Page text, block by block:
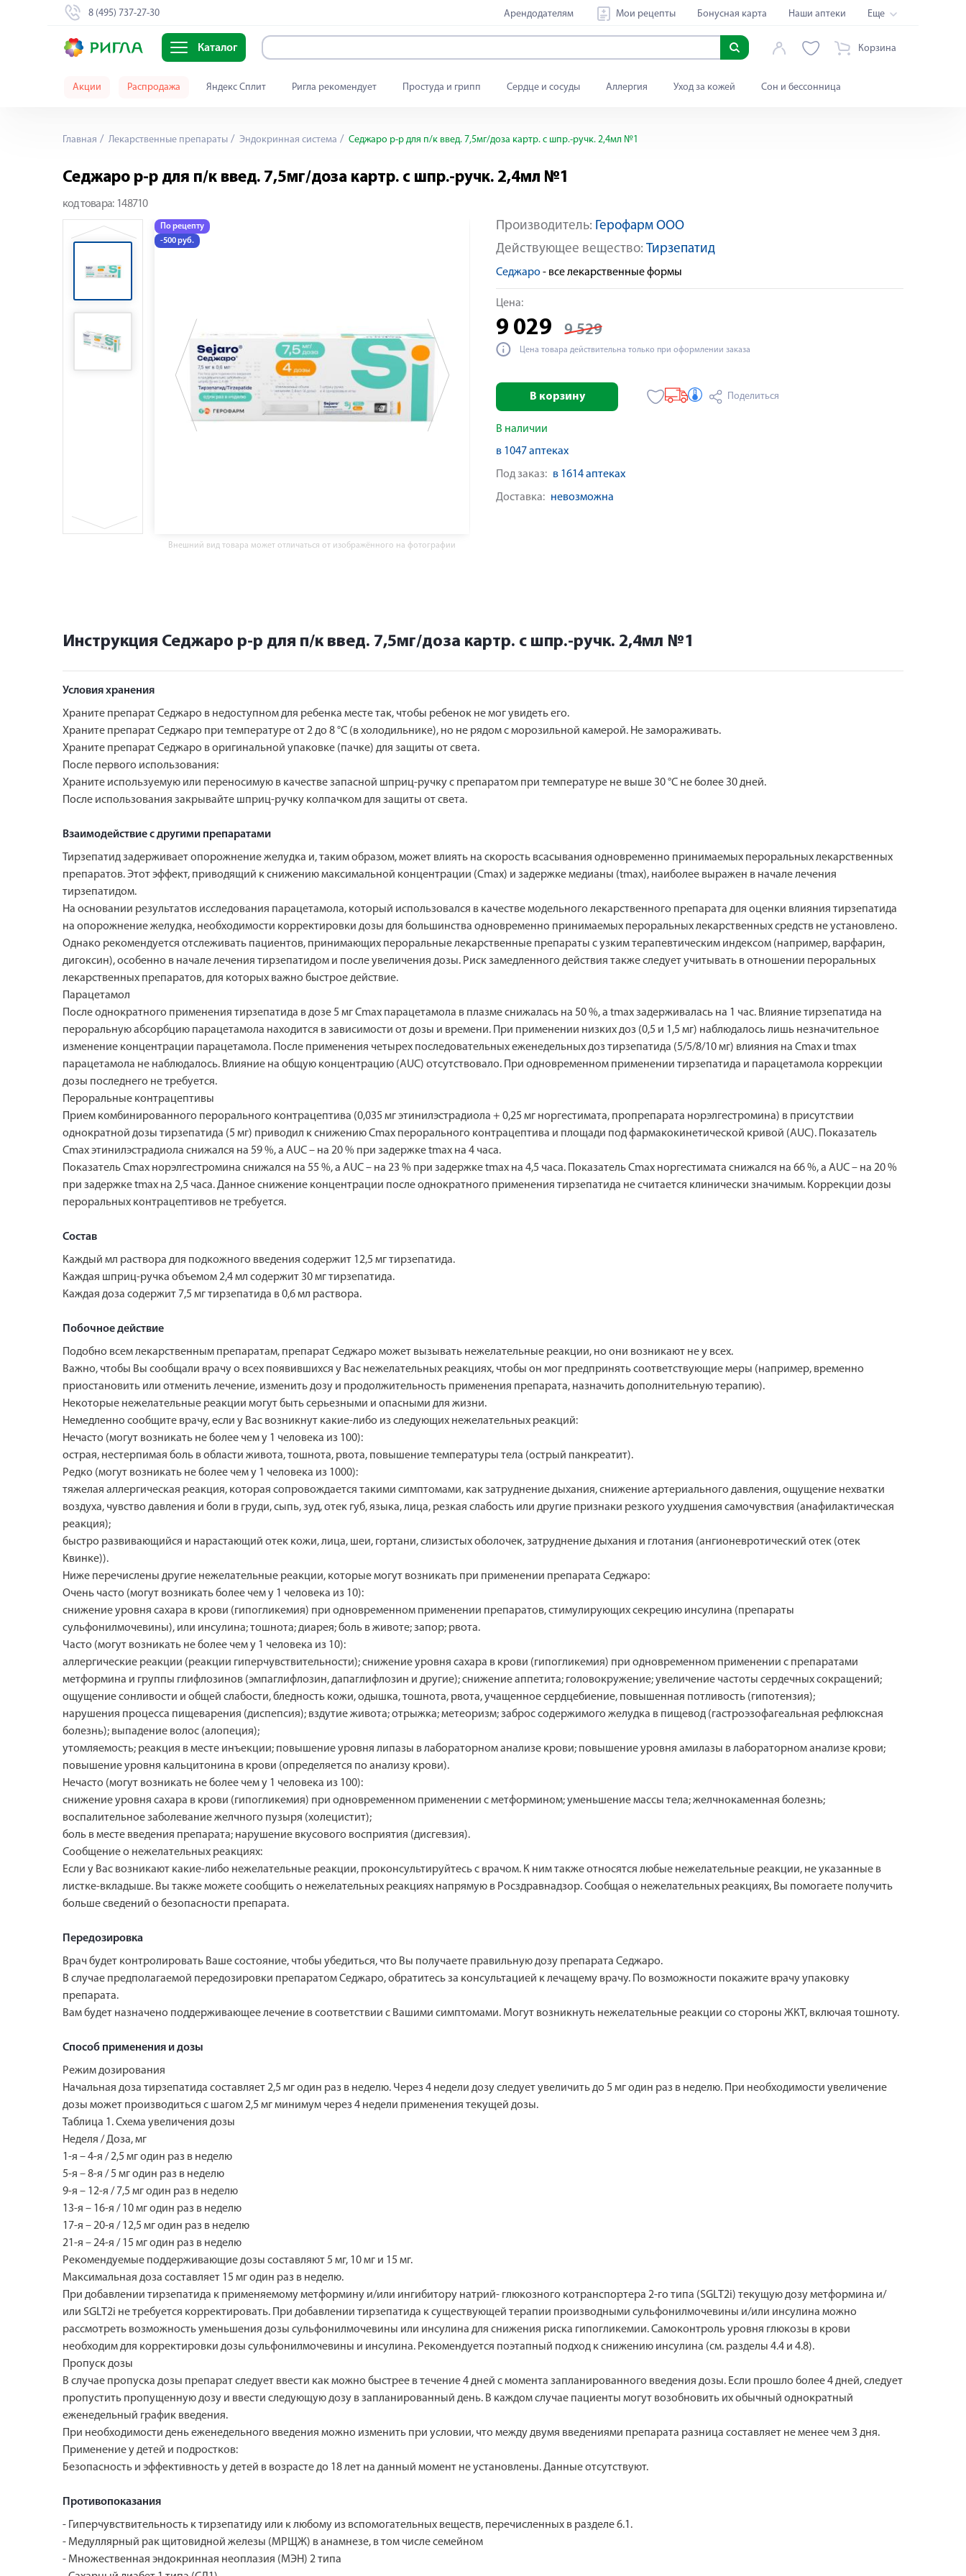
8 (495) 737-27-30 Арендодателям Мои рецепты Бонусная карта Наши аптеки Еще
Каталог Корзина
Акции Распродажа Яндекс Сплит Ригла рекомендует Простуда и грипп Сердце и сосуды Аллергия Уход за кожей Сон и бессонница
Главная Лекарственные препараты Эндокринная система Седжаро р-р для п/к введ. 7,5мг/доза картр. с шпр.-ручк. 2,4мл №1
Седжаро р-р для п/к введ. 7,5мг/доза картр. с шпр.-ручк. 2,4мл №1
код товара: 148710
По рецепту
-500 руб.
По рецепту
Внешний вид товара может отличаться от изображённого на фотографии
Производитель: Герофарм ООО
Действующее вещество: Тирзепатид
Седжаро- все лекарственные формы
Цена:
9 029 9 529
Цена товара действительна только при оформлении заказа
В корзину Поделиться
В наличии
в 1047 аптеках
Под заказ: в 1614 аптеках
Доставка: невозможна
Инструкция Седжаро р-р для п/к введ. 7,5мг/доза картр. с шпр.-ручк. 2,4мл №1
Условия хранения
Храните препарат Седжаро в недоступном для ребенка месте так, чтобы ребенок не мог увидеть его.
Храните препарат Седжаро при температуре от 2 до 8 °С (в холодильнике), но не рядом с морозильной камерой. Не замораживать.
Храните препарат Седжаро в оригинальной упаковке (пачке) для защиты от света.
После первого использования:
Храните используемую или переносимую в качестве запасной шприц-ручку с препаратом при температуре не выше 30 °С не более 30 дней.
После использования закрывайте шприц-ручку колпачком для защиты от света.
Взаимодействие с другими препаратами
Тирзепатид задерживает опорожнение желудка и, таким образом, может влиять на скорость всасывания одновременно принимаемых пероральных лекарственных
препаратов. Этот эффект, приводящий к снижению максимальной концентрации (Cmax) и задержке медианы (tmax), наиболее выражен в начале лечения
тирзепатидом.
На основании результатов исследования парацетамола, который использовался в качестве модельного лекарственного препарата для оценки влияния тирзепатида
на опорожнение желудка, необходимости корректировки дозы для большинства одновременно принимаемых пероральных лекарственных средств не установлено.
Однако рекомендуется отслеживать пациентов, принимающих пероральные лекарственные препараты с узким терапевтическим индексом (например, варфарин,
дигоксин), особенно в начале лечения тирзепатидом и после увеличения дозы. Риск замедленного действия также следует учитывать в отношении пероральных
лекарственных препаратов, для которых важно быстрое действие.
Парацетамол
После однократного применения тирзепатида в дозе 5 мг Cmax парацетамола в плазме снижалась на 50 %, а tmax задерживалась на 1 час. Влияние тирзепатида на
пероральную абсорбцию парацетамола находится в зависимости от дозы и времени. При применении низких доз (0,5 и 1,5 мг) наблюдалось лишь незначительное
изменение концентрации парацетамола. После применения четырех последовательных еженедельных доз тирзепатида (5/5/8/10 мг) влияния на Cmax и tmax
парацетамола не наблюдалось. Влияние на общую концентрацию (AUC) отсутствовало. При одновременном применении тирзепатида и парацетамола коррекции
дозы последнего не требуется.
Пероральные контрацептивы
Прием комбинированного перорального контрацептива (0,035 мг этинилэстрадиола + 0,25 мг норгестимата, пропрепарата норэлгестромина) в присутствии
однократной дозы тирзепатида (5 мг) приводил к снижению Cmax перорального контрацептива и площади под фармакокинетической кривой (AUC). Показатель
Cmax этинилэстрадиола снижался на 59 %, а AUC – на 20 % при задержке tmax на 4 часа.
Показатель Cmax норэлгестромина снижался на 55 %, а AUC – на 23 % при задержке tmax на 4,5 часа. Показатель Cmax норгестимата снижался на 66 %, а AUC – на 20 %
при задержке tmax на 2,5 часа. Данное снижение концентрации после однократного применения тирзепатида не считается клинически значимым. Коррекции дозы
пероральных контрацептивов не требуется.
Состав
Каждый мл раствора для подкожного введения содержит 12,5 мг тирзепатида.
Каждая шприц-ручка объемом 2,4 мл содержит 30 мг тирзепатида.
Каждая доза содержит 7,5 мг тирзепатида в 0,6 мл раствора.
Побочное действие
Подобно всем лекарственным препаратам, препарат Седжаро может вызывать нежелательные реакции, но они возникают не у всех.
Важно, чтобы Вы сообщали врачу о всех появившихся у Вас нежелательных реакциях, чтобы он мог предпринять соответствующие меры (например, временно
приостановить или отменить лечение, изменить дозу и продолжительность применения препарата, назначить дополнительную терапию).
Некоторые нежелательные реакции могут быть серьезными и опасными для жизни.
Немедленно сообщите врачу, если у Вас возникнут какие-либо из следующих нежелательных реакций:
Нечасто (могут возникать не более чем у 1 человека из 100):
острая, нестерпимая боль в области живота, тошнота, рвота, повышение температуры тела (острый панкреатит).
Редко (могут возникать не более чем у 1 человека из 1000):
тяжелая аллергическая реакция, которая сопровождается такими симптомами, как затруднение дыхания, снижение артериального давления, ощущение нехватки
воздуха, чувство давления и боли в груди, сыпь, зуд, отек губ, языка, лица, резкая слабость или другие признаки резкого ухудшения самочувствия (анафилактическая
реакция);
быстро развивающийся и нарастающий отек кожи, лица, шеи, гортани, слизистых оболочек, затруднение дыхания и глотания (ангионевротический отек (отек
Квинке)).
Ниже перечислены другие нежелательные реакции, которые могут возникать при применении препарата Седжаро:
Очень часто (могут возникать более чем у 1 человека из 10):
снижение уровня сахара в крови (гипогликемия) при одновременном применении препаратов, стимулирующих секрецию инсулина (препараты
сульфонилмочевины), или инсулина; тошнота; диарея; боль в животе; запор; рвота.
Часто (могут возникать не более чем у 1 человека из 10):
аллергические реакции (реакции гиперчувствительности); снижение уровня сахара в крови (гипогликемия) при одновременном применении с препаратами
метформина и группы глифлозинов (эмпаглифлозин, дапаглифлозин и другие); снижение аппетита; головокружение; увеличение частоты сердечных сокращений;
ощущение сонливости и общей слабости, бледность кожи, одышка, тошнота, рвота, учащенное сердцебиение, повышенная потливость (гипотензия);
нарушения процесса пищеварения (диспепсия); вздутие живота; отрыжка; метеоризм; заброс содержимого желудка в пищевод (гастроэзофагеальная рефлюксная
болезнь); выпадение волос (алопеция);
утомляемость; реакция в месте инъекции; повышение уровня липазы в лабораторном анализе крови; повышение уровня амилазы в лабораторном анализе крови;
повышение уровня кальцитонина в крови (определяется по анализу крови).
Нечасто (могут возникать не более чем у 1 человека из 100):
снижение уровня сахара в крови (гипогликемия) при одновременном применении с метформином; уменьшение массы тела; желчнокаменная болезнь;
воспалительное заболевание желчного пузыря (холецистит);
боль в месте введения препарата; нарушение вкусового восприятия (дисгевзия).
Сообщение о нежелательных реакциях:
Если у Вас возникают какие-либо нежелательные реакции, проконсультируйтесь с врачом. К ним также относятся любые нежелательные реакции, не указанные в
листке-вкладыше. Вы также можете сообщить о нежелательных реакциях напрямую в Росздравнадзор. Сообщая о нежелательных реакциях, Вы помогаете получить
больше сведений о безопасности препарата.
Передозировка
Врач будет контролировать Ваше состояние, чтобы убедиться, что Вы получаете правильную дозу препарата Седжаро.
В случае предполагаемой передозировки препаратом Седжаро, обратитесь за консультацией к лечащему врачу. По возможности покажите врачу упаковку
препарата.
Вам будет назначено поддерживающее лечение в соответствии с Вашими симптомами. Могут возникнуть нежелательные реакции со стороны ЖКТ, включая тошноту.
Способ применения и дозы
Режим дозирования
Начальная доза тирзепатида составляет 2,5 мг один раз в неделю. Через 4 недели дозу следует увеличить до 5 мг один раз в неделю. При необходимости увеличение
дозы может производиться с шагом 2,5 мг минимум через 4 недели применения текущей дозы.
Таблица 1. Схема увеличения дозы
Неделя / Доза, мг
1-я – 4-я / 2,5 мг один раз в неделю
5-я – 8-я / 5 мг один раз в неделю
9-я – 12-я / 7,5 мг один раз в неделю
13-я – 16-я / 10 мг один раз в неделю
17-я – 20-я / 12,5 мг один раз в неделю
21-я – 24-я / 15 мг один раз в неделю
Рекомендуемые поддерживающие дозы составляют 5 мг, 10 мг и 15 мг.
Максимальная доза составляет 15 мг один раз в неделю.
При добавлении тирзепатида к применяемому метформину и/или ингибитору натрий- глюкозного котранспортера 2-го типа (SGLT2i) текущую дозу метформина и/
или SGLT2i не требуется корректировать. При добавлении тирзепатида к существующей терапии производными сульфонилмочевины и/или инсулина можно
рассмотреть возможность уменьшения дозы сульфонилмочевины или инсулина для снижения риска гипогликемии. Самоконтроль уровня глюкозы в крови
необходим для корректировки дозы сульфонилмочевины и инсулина. Рекомендуется поэтапный подход к снижению инсулина (см. разделы 4.4 и 4.8).
Пропуск дозы
В случае пропуска дозы препарат следует ввести как можно быстрее в течение 4 дней с момента запланированного введения дозы. Если прошло более 4 дней, следует
пропустить пропущенную дозу и ввести следующую дозу в запланированный день. В каждом случае пациенты могут возобновить их обычный однократный
еженедельный график введения.
При необходимости день еженедельного введения можно изменить при условии, что между двумя введениями препарата разница составляет не менее чем 3 дня.
Применение у детей и подростков:
Безопасность и эффективность у детей в возрасте до 18 лет на данный момент не установлены. Данные отсутствуют.
Противопоказания
- Гиперчувствительность к тирзепатиду или к любому из вспомогательных веществ, перечисленных в разделе 6.1.
- Медуллярный рак щитовидной железы (МРЩЖ) в анамнезе, в том числе семейном
- Множественная эндокринная неоплазия (МЭН) 2 типа